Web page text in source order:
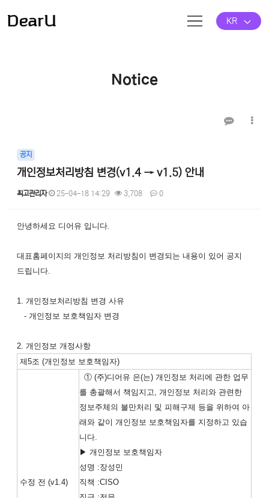
KR
Notice
공지
개인정보처리방침 변경(v1.4 → v1.5) 안내
최고관리자 25-04-18 14:29 3,708 0
본문
안녕하세요 디어유 입니다.
대표홈페이지의 개인정보 처리방침이 변경되는 내용이 있어 공지
드립니다.
1. 개인정보처리방침 변경 사유
- 개인정보 보호책임자 변경
2. 개인정보 개정사항
제5조 (개인정보 보호책임자)
수정 전 (v1.4)
① (주)디어유 은(는) 개인정보 처리에 관한 업무
를 총괄해서 책임지고, 개인정보 처리와 관련한
정보주체의 불만처리 및 피해구제 등을 위하여 아
래와 같이 개인정보 보호책임자를 지정하고 있습
니다.
▶ 개인정보 보호책임자
성명 :장성민
직책 :CISO